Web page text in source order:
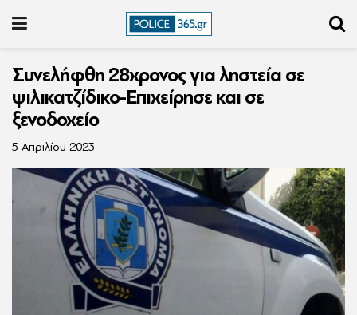
Συνελήφθη 28χρονος για ληστεία σε
ψιλικατζίδικο-Επιχείρησε και σε
ξενοδοχείο
5 Απριλίου 2023